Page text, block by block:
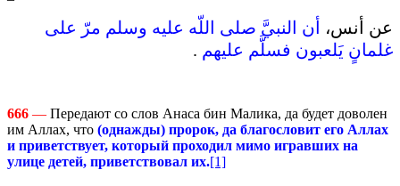
عن أنس،
أن النبيَّ صلى اللّه عليه وسلم مرّ على
غلمانٍ يَلعبون فسلَّم عليهم .
666 — Передают со слов Анаса бин Малика, да будет доволен
им Аллах, что (однажды) пророк, да благословит его Аллах
и приветствует, который проходил мимо игравших на
улице детей, приветствовал их.[1]